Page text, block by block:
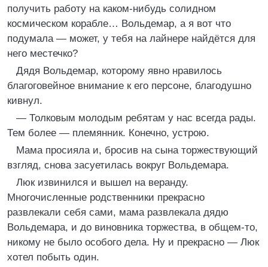
получить работу на каком-нибудь солидном
космическом корабле… Вольдемар, а я вот что
подумала — может, у тебя на лайнере найдётся для
него местечко?
Дядя Вольдемар, которому явно нравилось
благоговейное внимание к его персоне, благодушно
кивнул.
— Толковым молодым ребятам у нас всегда рады.
Тем более — племянник. Конечно, устрою.
Мама просияла и, бросив на сына торжествующий
взгляд, снова засуетилась вокруг Вольдемара.
Люк извинился и вышел на веранду.
Многочисленные родственники прекрасно
развлекали себя сами, мама развлекала дядю
Вольдемара, и до виновника торжества, в общем-то,
никому не было особого дела. Ну и прекрасно — Люк
хотел побыть один.